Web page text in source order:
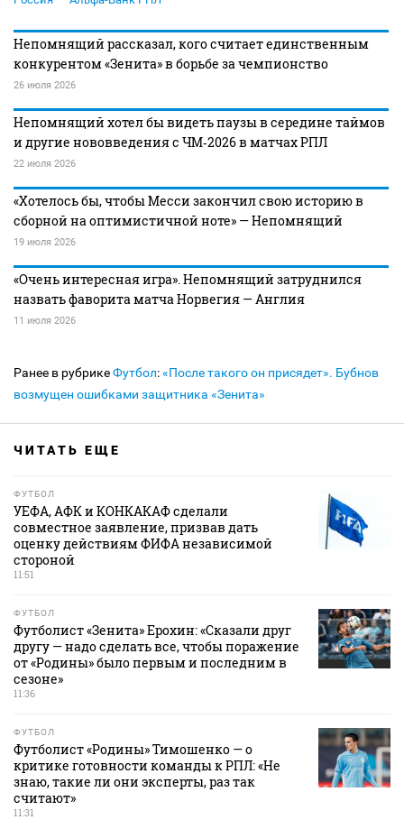
Непомнящий рассказал, кого считает единственным
конкурентом «Зенита» в борьбе за чемпионство
26 июля 2026
Непомнящий хотел бы видеть паузы в середине таймов
и другие нововведения с ЧМ‑2026 в матчах РПЛ
22 июля 2026
«Хотелось бы, чтобы Месси закончил свою историю в
сборной на оптимистичной ноте» — Непомнящий
19 июля 2026
«Очень интересная игра». Непомнящий затруднился
назвать фаворита матча Норвегия — Англия
11 июля 2026
Ранее в рубрикеФутбол:«После такого он присядет». Бубнов
возмущен ошибками защитника «Зенита»
ЧИТАТЬ ЕЩЕ
ФУТБОЛ
УЕФА, АФК и КОНКАКАФ сделали
совместное заявление, призвав дать
оценку действиям ФИФА независимой
стороной
11:51
ФУТБОЛ
Футболист «Зенита» Ерохин: «Сказали друг
другу — надо сделать все, чтобы поражение
от «Родины» было первым и последним в
сезоне»
11:36
ФУТБОЛ
Футболист «Родины» Тимошенко — о
критике готовности команды к РПЛ: «Не
знаю, такие ли они эксперты, раз так
считают»
11:31